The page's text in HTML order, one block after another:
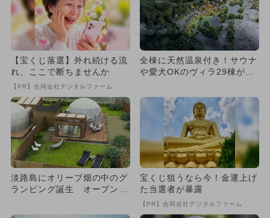
【宝くじ落選】外れ続ける流
れ、ここで断ちませんか
【PR】合同会社デジタルファーム
全棟に天然温泉付き！サウナ
や愛犬OKのヴィラ29棟が京
淡路島にオリーブ畑の中のグ
ランピング誕生 オープン記
宝くじ狙うなら今！金運上げ
た当選者が暴露
【PR】合同会社デジタルファーム